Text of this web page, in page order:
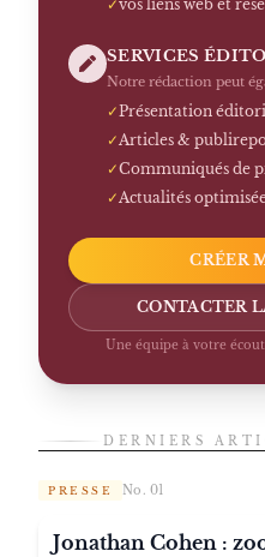
✓vos liens web et
SERVICES
Notre rédaction peut
✓Présentation
✓ Articles &
✓Communiqués de
✓ Actualités
CRÉER
CONTACTER
Une équipe à votre
DERNIERS
PRESSE No. 01
Jonathan Cohen :